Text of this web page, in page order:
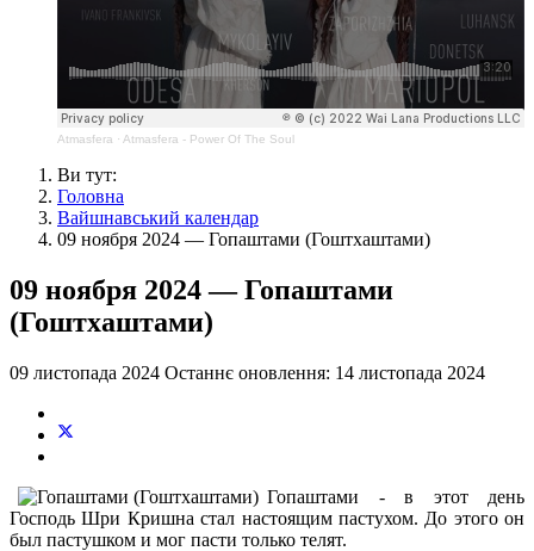
Atmasfera · Atmasfera - Power Of The Soul
Ви тут:
Головна
Вайшнавський календар
09 ноября 2024 — Гопаштами (Гоштхаштами)
09 ноября 2024 — Гопаштами
(Гоштхаштами)
09 листопада 2024 Останнє оновлення: 14 листопада 2024
Гопаштами - в этот день
Господь Шри Кришна стал настоящим пастухом. До этого он
был пастушком и мог пасти только телят.